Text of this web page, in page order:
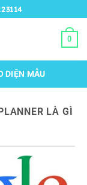
0
DIỆN MẪU
LÀ GÌ